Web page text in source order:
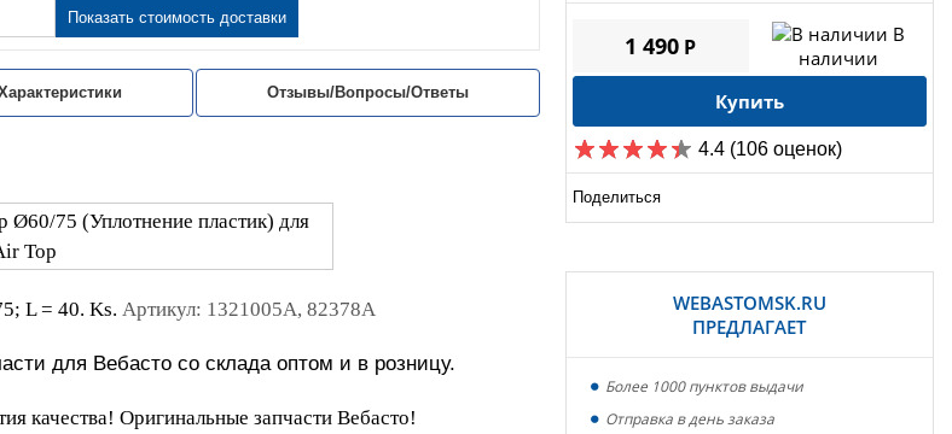
1 490 P
В
наличии
Купить
4.4 (106 оценок)
Поделиться
WEBASTOMSK.RU
ПРЕДЛАГАЕТ
Более 1000 пунктов выдачи
Отправка в день заказа
Показать стоимость доставки
Отзывы/Вопросы/Ответы
L = 40. Ks. Артикул: 1321005A, 82378A
для Вебасто со склада оптом и в розницу.
качества! Оригинальные запчасти Вебасто!